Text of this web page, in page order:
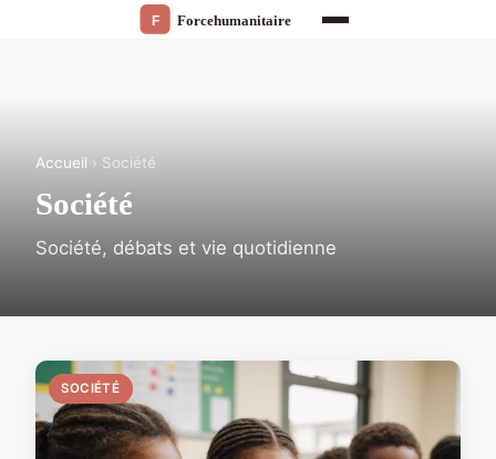
Accueil › Société
Société
Société, débats et vie quotidienne
SOCIÉTÉ